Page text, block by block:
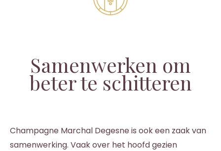
Samenwerken om
beter te schitteren
Champagne Marchal Degesne is ook een zaak van
samenwerking. Vaak over het hoofd gezien